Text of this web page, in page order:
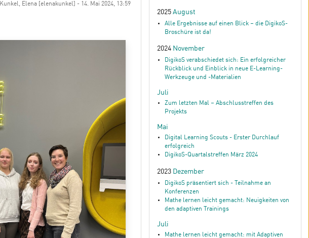
Kunkel, Elena [elenakunkel] - 14. Mai 2024, 13:59
2025 August
Alle Ergebnisse auf einen Blick – die DigikoS-
Broschüre ist da!
2024 November
DigikoS verabschiedet sich: Ein erfolgreicher
Rückblick und Einblick in neue E-Learning-
Werkzeuge und -Materialien
Juli
Zum letzten Mal – Abschlusstreffen des
Projekts
Mai
Digital Learning Scouts - Erster Durchlauf
erfolgreich
DigikoS-Quartalstreffen März 2024
2023 Dezember
DigikoS präsentiert sich - Teilnahme an
Konferenzen
Mathe lernen leicht gemacht: Neuigkeiten von
den adaptiven Trainings
Juli
Mathe lernen leicht gemacht: mit Adaptiven